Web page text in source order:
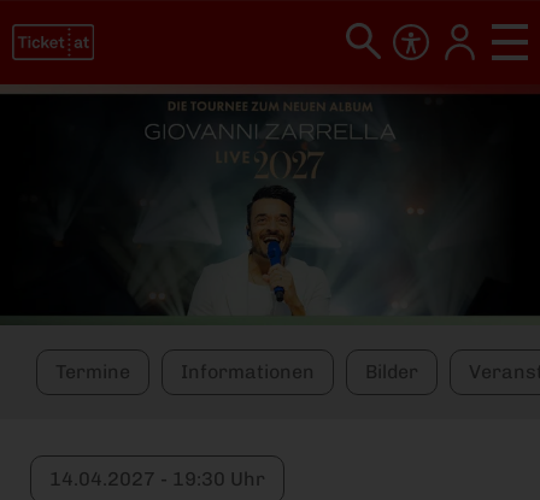
Termine Informationen Bilder
14.04.2027 - 19:30 Uhr